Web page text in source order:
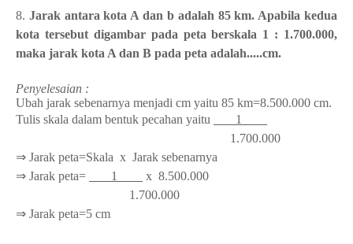
8. Jarak antara kota A dan b adalah 85 km. Apabila kedua
kota tersebut digambar pada peta berskala 1 : 1.700.000,
maka jarak kota A dan B pada peta adalah.....cm.
Penyelesaian :
Ubah jarak sebenarnya menjadi cm yaitu 85 km=8.500.000 cm.
Tulis skala dalam bentuk pecahan yaitu
1
1.700.000
⇒ Jarak peta=Skala x Jarak sebenarnya
⇒ Jarak peta=
1
x 8.500.000
1.700.000
⇒ Jarak peta=5 cm